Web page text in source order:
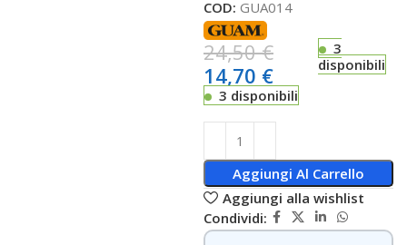
COD: GUA014
24,50€
14,70 €
3
disponibili
3 disponibili
Aggiungi Al Carrello
Aggiungi alla wishlist
Condividi: